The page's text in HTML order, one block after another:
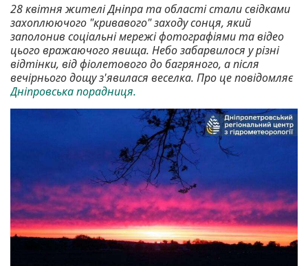
28 квітня жителі Дніпра та області стали свідками
захоплюючого "кривавого" заходу сонця, який
заполонив соціальні мережі фотографіями та відео
цього вражаючого явища. Небо забарвилося у різні
відтінки, від фіолетового до багряного, а після
вечірнього дощу з'явилася веселка. Про це повідомляє
Дніпровська порадниця.